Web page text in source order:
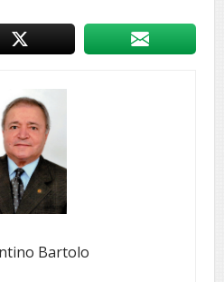
Bartolo